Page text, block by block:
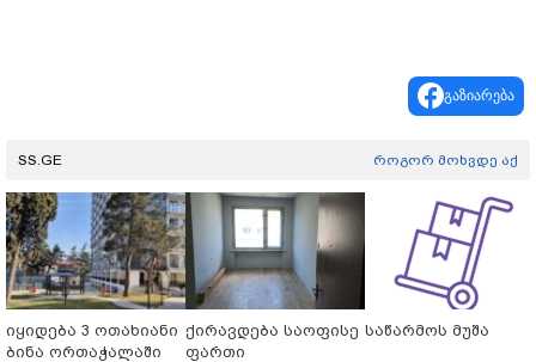
გაზიარება
SS.GE როგორ მოხვდე აქ
იყიდება 3 ოთახიანი
ბინა ორთაჭალაში
ქირავდება საოფისე
ფართი
საწარმოს მუშა